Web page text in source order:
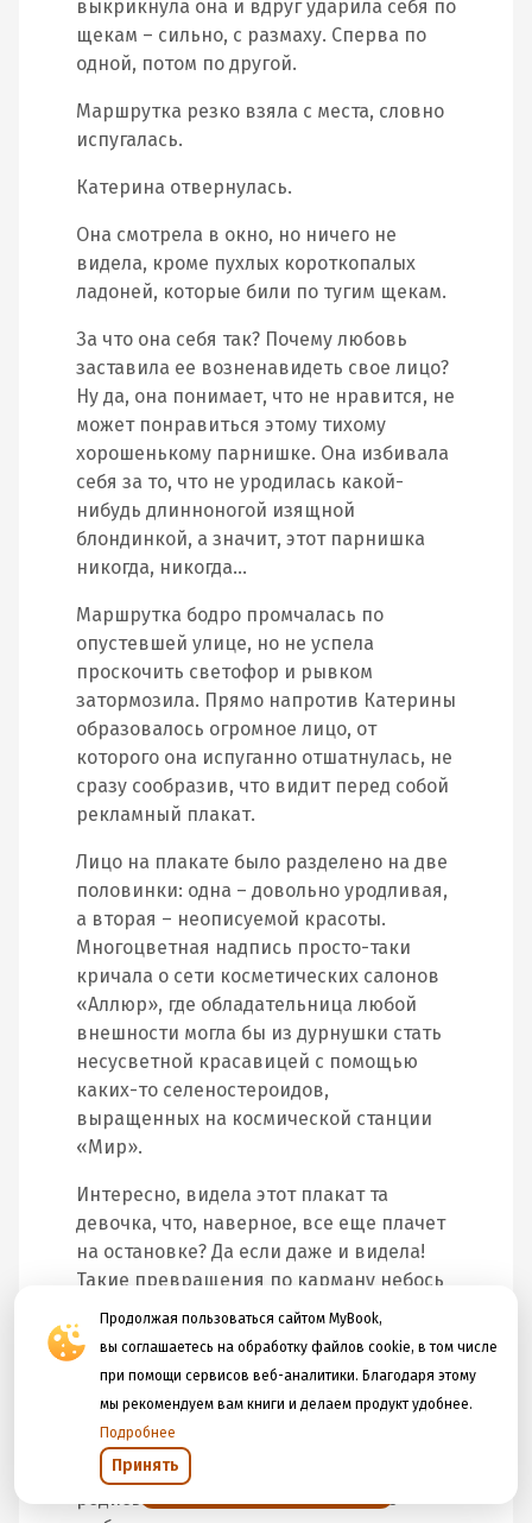
Продолжая пользоваться сайтом MyBook,
вы соглашаетесь на обработку файлов cookie, в том числе
при помощи сервисов веб-аналитики. Благодаря этому
мы рекомендуем вам книги и делаем продукт удобнее.
Подробнее
Принять
выкрикнула она и вдруг ударила себя по
щекам – сильно, с размаху. Сперва по
одной, потом по другой.
Маршрутка резко взяла с места, словно
испугалась.
Катерина отвернулась.
Она смотрела в окно, но ничего не
видела, кроме пухлых короткопалых
ладоней, которые били по тугим щекам.
За что она себя так? Почему любовь
заставила ее возненавидеть свое лицо?
Ну да, она понимает, что не нравится, не
может понравиться этому тихому
хорошенькому парнишке. Она избивала
себя за то, что не уродилась какой-
нибудь длинноногой изящной
блондинкой, а значит, этот парнишка
никогда, никогда…
Маршрутка бодро промчалась по
опустевшей улице, но не успела
проскочить светофор и рывком
затормозила. Прямо напротив Катерины
образовалось огромное лицо, от
которого она испуганно отшатнулась, не
сразу сообразив, что видит перед собой
рекламный плакат.
Лицо на плакате было разделено на две
половинки: одна – довольно уродливая,
а вторая – неописуемой красоты.
Многоцветная надпись просто-таки
кричала о сети косметических салонов
«Аллюр», где обладательница любой
внешности могла бы из дурнушки стать
несусветной красавицей с помощью
каких-то селеностероидов,
выращенных на космической станции
«Мир».
Интересно, видела этот плакат та
девочка, что, наверное, все еще плачет
на остановке? Да если даже и видела!
Такие превращения по карману небось
только супругам мэров и губернаторов.
Или женам олигархов. Хотя олигархи и
так женятся исключительно на
красавицах, которым не нужны никакие
селеностероиды!
С другой стороны, не родись красивой, а
Открыть в приложении